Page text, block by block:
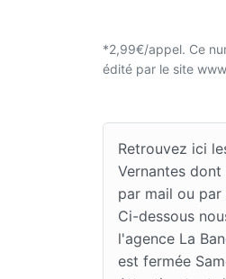
*2,99€/appel. Ce
édité par le site
Retrouvez ici
Vernantes
par mail ou par
Ci-dessous
l'agence La
est fermée